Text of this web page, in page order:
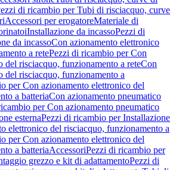
di ricambio per Tubi di risciacquo, curve
Accessori per erogatoreMateriale di
Installazione da incassoPezzi di
da incassoCon azionamento elettronico
a retePezzi di ricambio per Con
del risciacquo, funzionamento a reteCon
del risciacquo, funzionamento a
per Con azionamento elettronico del
a batteriaCon azionamento pneumatico
per Con azionamento pneumatico
esternaPezzi di ricambio per Installazione
elettronico del risciacquo, funzionamento a
per Con azionamento elettronico del
a batteriaAccessoriPezzi di ricambio per
grezzo e kit di adattamentoPezzi di